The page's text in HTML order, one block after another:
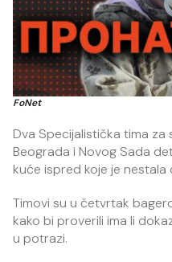
FoNet
Dva Specijalistička tima za
Beograda i Novog Sada
kuće ispred koje je nestala
Timovi su u četvrtak
kako bi proverili ima li
u potrazi.